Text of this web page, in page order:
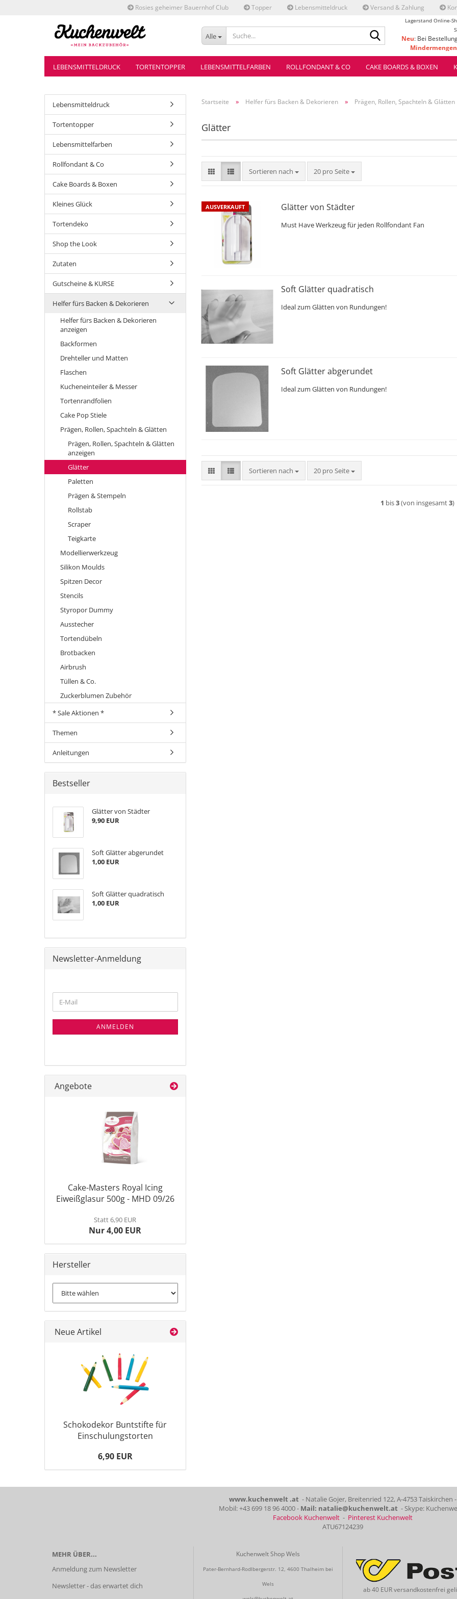
Rosies geheimer Bauernhof Club Topper Lebensmitteldruck Versand & Zahlung
Alle
Lagerstand Online-
Neu: Bei
LEBENSMITTELDRUCK TORTENTOPPER LEBENSMITTELFARBEN ROLLFONDANT & CO CAKE BOARDS & BOXEN
Startseite » Helfer fürs Backen & Dekorieren » Prägen, Rollen, Spachteln & Glätten
Glätter
Sortieren nach
Sortieren nach 20 pro Seite
pro Seite
AUSVERKAUFT Glätter von Städter
Must Have Werkzeug für jeden Rollfondant Fan
Soft Glätter quadratisch
Ideal zum Glätten von Rundungen!
Soft Glätter abgerundet
Ideal zum Glätten von Rundungen!
Sortieren nach
Sortieren nach 20 pro Seite
pro Seite
1 bis3(von insgesamt3)
Lebensmitteldruck
Tortentopper
Lebensmittelfarben
Rollfondant & Co
Cake Boards & Boxen
Kleines Glück
Tortendeko
Shop the Look
Zutaten
Gutscheine & KURSE
Helfer fürs Backen & Dekorieren
Helfer fürs Backen & Dekorieren
anzeigen
Backformen
Drehteller und Matten
Flaschen
Kucheneinteiler & Messer
Tortenrandfolien
Cake Pop Stiele
Prägen, Rollen, Spachteln & Glätten
Prägen, Rollen, Spachteln & Glätten
anzeigen
Glätter
Paletten
Prägen & Stempeln
Rollstab
Scraper
Teigkarte
Modellierwerkzeug
Silikon Moulds
Spitzen Decor
Stencils
Styropor Dummy
Ausstecher
Tortendübeln
Brotbacken
Airbrush
Tüllen & Co.
Zuckerblumen Zubehör
* Sale Aktionen *
Themen
Anleitungen
Bestseller
Glätter von Städter
9,90 EUR
Soft Glätter abgerundet
1,00 EUR
Soft Glätter quadratisch
1,00 EUR
Newsletter-Anmeldung
ZUR
NEWSLETTER-
E-
Mail
ANMELDEN
Angebote
Cake-Masters Royal Icing
Eiweißglasur 500g - MHD 09/26
Statt 6,90 EUR
Nur 4,00 EUR
Hersteller
Neue Artikel
Schokodekor Buntstifte für
Einschulungstorten
6,90 EUR
www.kuchenwelt .at - Natalie Gojer, Breitenried 122, A-4753 Taiskirchen -
Mobil: +43 699 18 96 4000 - Mail: natalie@kuchenwelt.at - Skype:
Facebook Kuchenwelt - Pinterest Kuchenwelt
ATU67124239
MEHR ÜBER...
Anmeldung zum Newsletter
Newsletter - das erwartet dich
Kuchenwelt Shop Wels
Pater-Bernhard-Rodlbergerstr. 12, 4600 Thalheim bei
Wels
ab 40 EUR versandkostenfrei